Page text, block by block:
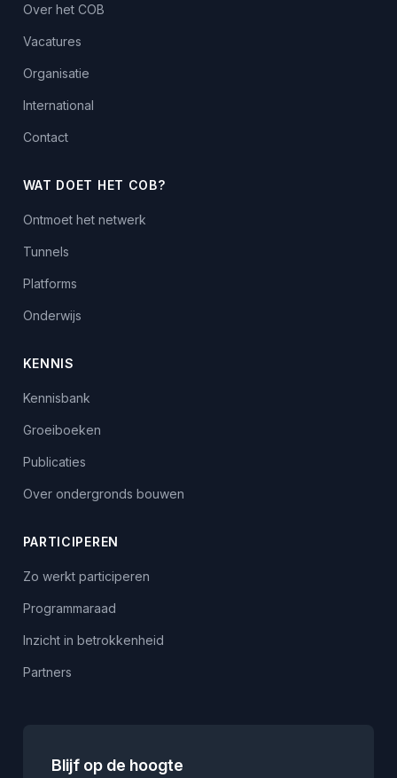
Over het COB
Vacatures
Organisatie
International
Contact
WAT DOET HET COB?
Ontmoet het netwerk
Tunnels
Platforms
Onderwijs
KENNIS
Kennisbank
Groeiboeken
Publicaties
Over ondergronds bouwen
PARTICIPEREN
Zo werkt participeren
Programmaraad
Inzicht in betrokkenheid
Partners
Blijf op de hoogte